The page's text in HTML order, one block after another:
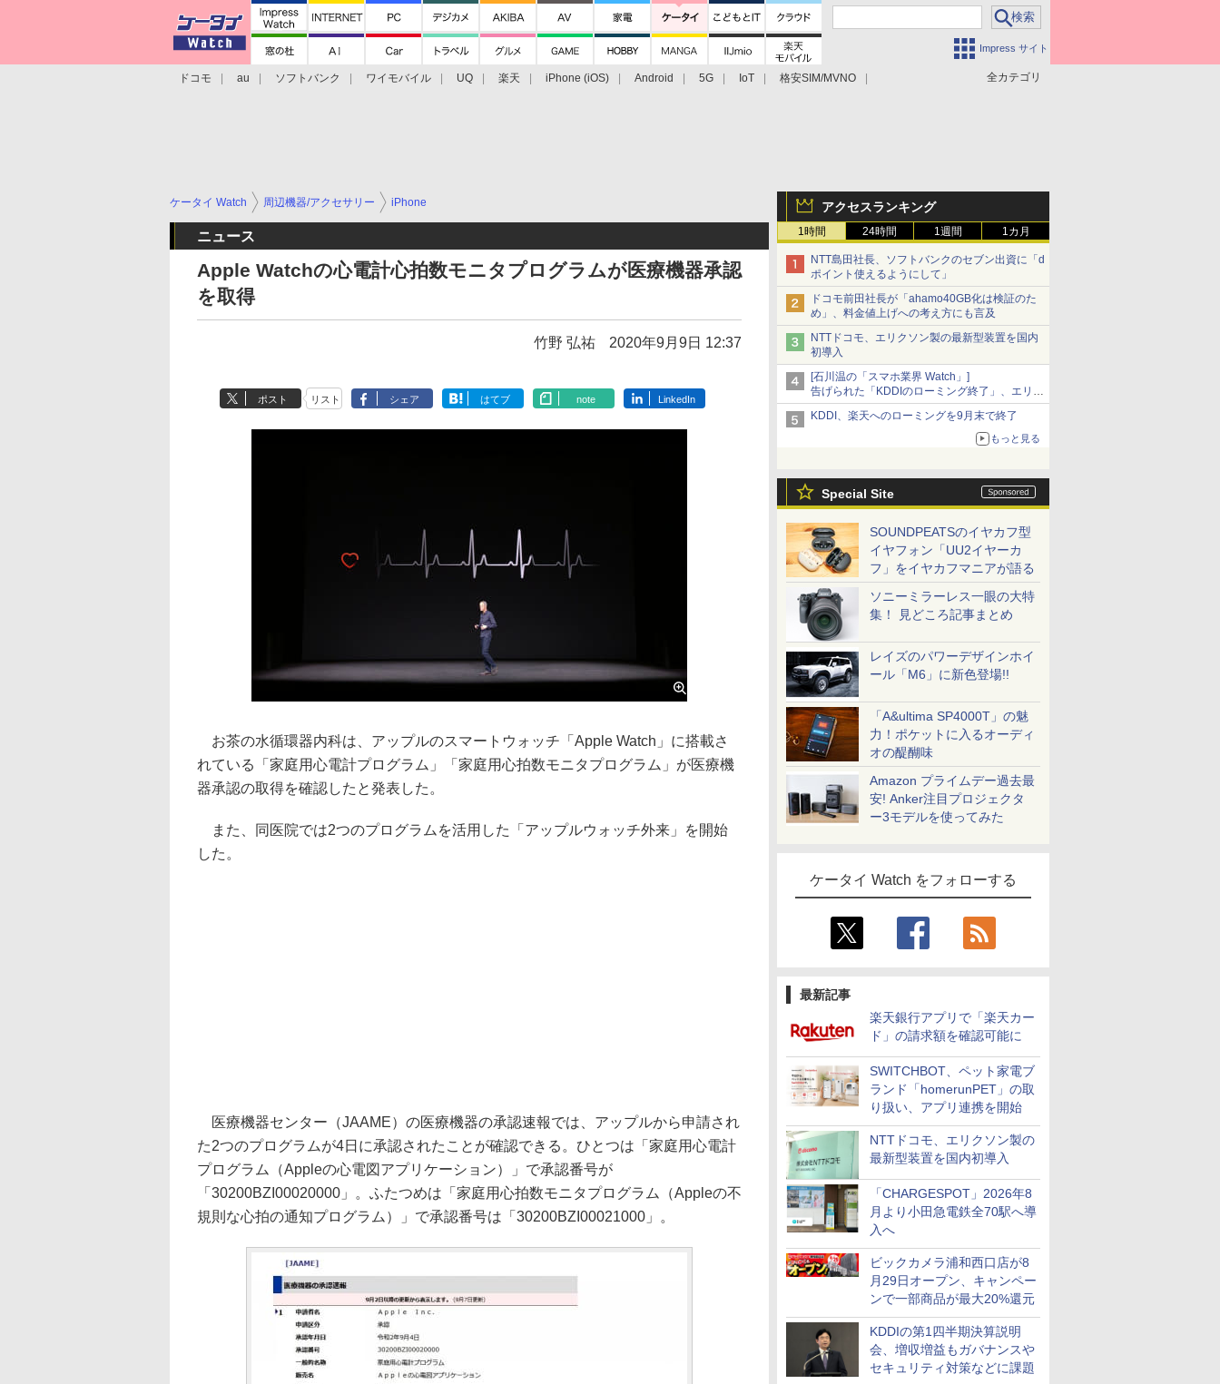
Impress サイト
全カテゴリ
ドコモ au ソフトバンク ワイモバイル UQ 楽天 iPhone (iOS) Android 5G IoT
格安SIM/MVNO
アクセスランキング
1時間 24時間 1週間 1カ月
NTT島田社長、ソフトバンクのセブン出資に「d
ポイント使えるようにして」
ドコモ前田社長が「ahamo40GB化は検証のた
め」、料金値上げへの考え方にも言及
NTTドコモ、エリクソン製の最新型装置を国内
初導入
[石川温の「スマホ業界 Watch」]
告げられた「KDDIのローミング終了」、エリア
マップの落とし穴と楽天モバイルの課題
KDDI、楽天へのローミングを9月末で終了
もっと見る
Special Site
SOUNDPEATSのイヤカフ型
イヤフォン「UU2イヤーカ
フ」をイヤカフマニアが語る
ソニーミラーレス一眼の大特
集！ 見どころ記事まとめ
レイズのパワーデザインホイ
ール「M6」に新色登場!!
「A&ultima SP4000T」の魅
力！ポケットに入るオーディ
オの醍醐味
Amazon プライムデー過去最
安! Anker注目プロジェクタ
ー3モデルを使ってみた
ケータイ Watch をフォローする
最新記事
楽天銀行アプリで「楽天カー
ド」の請求額を確認可能に
SWITCHBOT、ペット家電ブ
ランド「homerunPET」の取
り扱い、アプリ連携を開始
NTTドコモ、エリクソン製の
最新型装置を国内初導入
「CHARGESPOT」2026年8
月より小田急電鉄全70駅へ導
入へ
ビックカメラ浦和西口店が8
月29日オープン、キャンペー
ンで一部商品が最大20%還元
KDDIの第1四半期決算説明
会、増収増益もガバナンスや
セキュリティ対策などに課題
ケータイ Watch 周辺機器/アクセサリー iPhone
ニュース
Apple Watchの心電計心拍数モニタプログラムが医療機器承認
を取得
竹野 弘祐 2020年9月9日 12:37
ポスト リスト シェア はてブ note LinkedIn
お茶の水循環器内科は、アップルのスマートウォッチ「Apple Watch」に搭載さ
れている「家庭用心電計プログラム」「家庭用心拍数モニタプログラム」が医療機
器承認の取得を確認したと発表した。
また、同医院では2つのプログラムを活用した「アップルウォッチ外来」を開始
した。
医療機器センター（JAAME）の医療機器の承認速報では、アップルから申請され
た2つのプログラムが4日に承認されたことが確認できる。ひとつは「家庭用心電計
プログラム（Appleの心電図アプリケーション）」で承認番号が
「30200BZI00020000」。ふたつめは「家庭用心拍数モニタプログラム（Appleの不
規則な心拍の通知プログラム）」で承認番号は「30200BZI00021000」。